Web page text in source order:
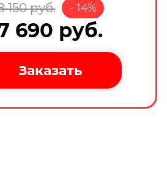
150руб. - 14%
690 руб.